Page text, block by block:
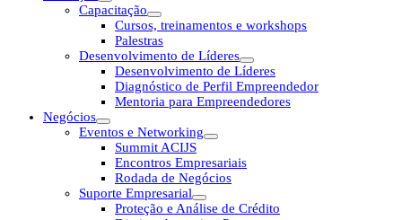
Capacitação
Cursos, treinamentos e workshops
Palestras
Desenvolvimento de Líderes
Desenvolvimento de Líderes
Diagnóstico de Perfil Empreendedor
Mentoria para Empreendedores
Negócios
Eventos e Networking
Summit ACIJS
Encontros Empresariais
Rodada de Negócios
Suporte Empresarial
Proteção e Análise de Crédito